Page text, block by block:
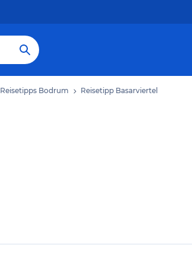
Reisetipps Bodrum Reisetipp Basarviertel